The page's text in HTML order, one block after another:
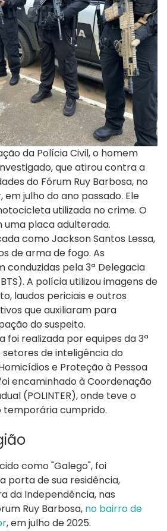
da Polícia Civil, o homem
que atirou contra a
do Fórum Ruy Barbosa, no
julho do ano passado. Ele
utilizada no crime. O
placa adulterada.
como Jackson Santos Lessa,
de arma de fogo. As
conduzidas pela 3ª Delegacia
A polícia utilizou imagens de
laudos periciais e outros
que auxiliaram para
do suspeito.
foi realizada por equipes da 3ª
setores de inteligência do
e Proteção à Pessoa
encaminhado à Coordenação
(POLINTER), onde teve o
temporária cumprido.
como "Galego", foi
porta de sua residência,
da Independência, nas
Ruy Barbosa, no bairro de
, em julho de 2025.